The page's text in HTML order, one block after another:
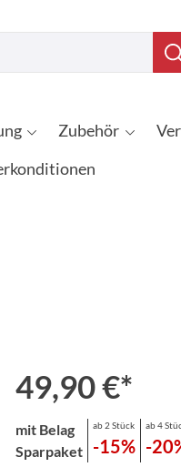
Zubehör
49,90 €*
mit Belag
Sparpaket
ab 2 Stück
-15%
ab 4
-